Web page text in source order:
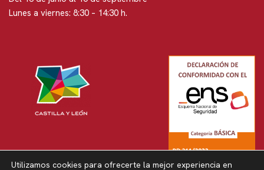
Lunes a viernes: 8:30 – 14:30 h.
Utilizamos cookies para ofrecerte la mejor experiencia en